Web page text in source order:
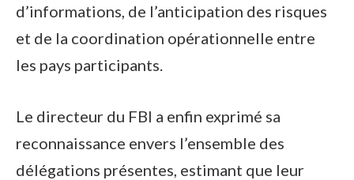
d’informations, de l’anticipation des risques
et de la coordination opérationnelle entre
les pays participants.
Le directeur du FBI a enfin exprimé sa
reconnaissance envers l’ensemble des
délégations présentes, estimant que leur